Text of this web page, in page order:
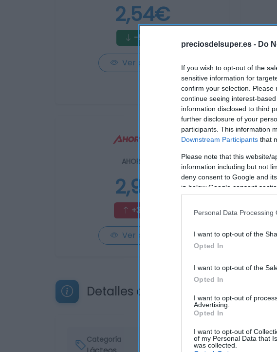
preciosdelsuper.es - Do
If you wish to opt-out of the
sensitive information for
confirm your selection.
continue seeing interest-
information disclosed to third
further disclosure of your
participants. This information
Downstream Participants that
Please note that this website/
information including but not
deny consent to Google and
in below Google consent
Personal Data Processing
I want to opt-out of the
Opted In
I want to opt-out of the
Opted In
I want to opt-out of
Advertising.
Opted In
I want to opt-out of
of my Personal Data that
was collected.
2,54€
-5,58%
Ver producto
AHORRAMAS
2,99€
+30,57%
Ver producto
Detalles del producto
Categoría